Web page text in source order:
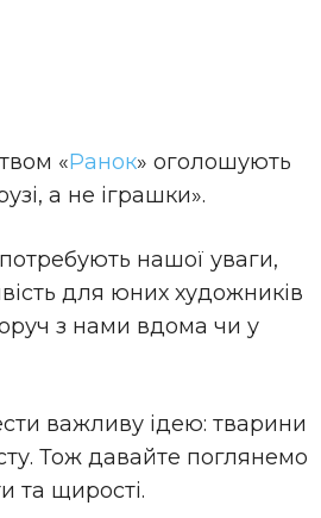
«Ранок» оголошують
а не іграшки».
потребують нашої уваги,
для юних художників
з нами вдома чи у
важливу ідею: тварини
Тож давайте поглянемо
та щирості.